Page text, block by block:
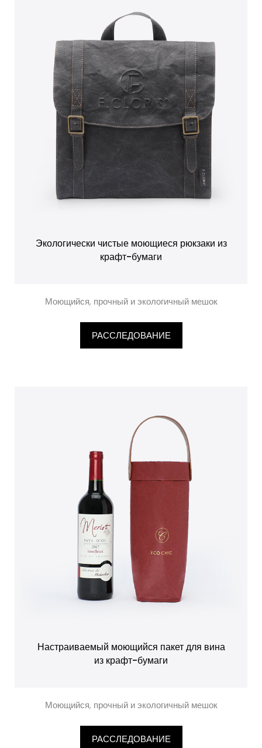
Экологически чистые моющиеся рюкзаки из
крафт-бумаги
Моющийся, прочный и экологичный мешок
РАССЛЕДОВАНИЕ
Настраиваемый моющийся пакет для вина
из крафт-бумаги
Моющийся, прочный и экологичный мешок
РАССЛЕДОВАНИЕ